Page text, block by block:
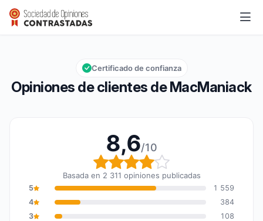
MacManiack
Calificación global: 8,6 de 10
8,6/10
Opiniones de clientes de MacManiack
Certificado de confianza
8,6/10
Calificación global: 8,6
Basada en 2 311 opiniones publicadas
5
1 559
4
384
3
108